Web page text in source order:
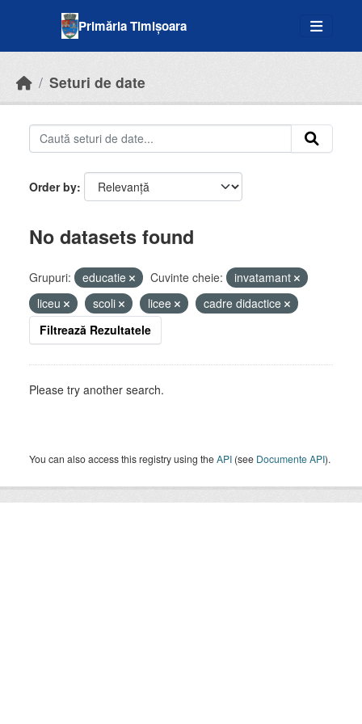
Primăria Timișoara
Seturi de date
Order by
No datasets found
Grupuri: educatie Cuvinte cheie:
invatamant
liceu
scoli licee
cadre didactice
Filtrează Rezultatele
Please try another search.
You can also access this registry using theAPI (see Documente API).